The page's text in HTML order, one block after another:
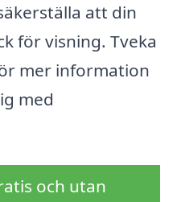
att din
för visning. Tveka
mer information
med
och utan